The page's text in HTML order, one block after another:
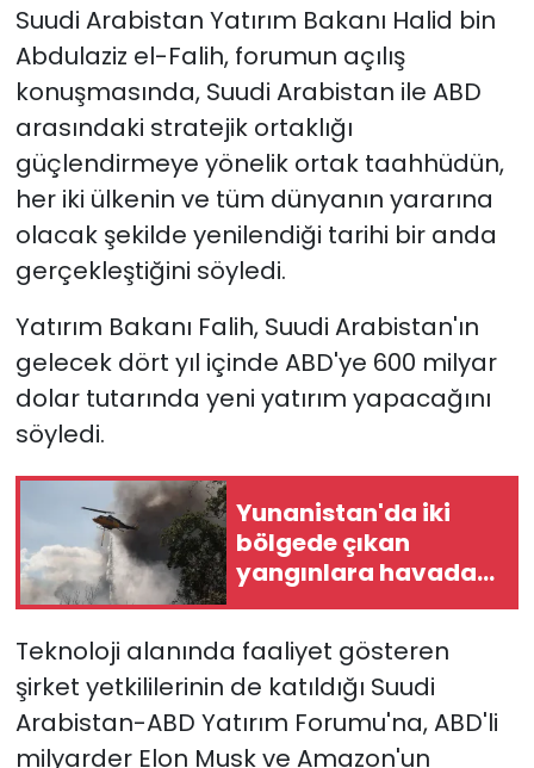
Suudi Arabistan Yatırım Bakanı Halid bin
Abdulaziz el-Falih, forumun açılış
konuşmasında, Suudi Arabistan ile ABD
arasındaki stratejik ortaklığı
güçlendirmeye yönelik ortak taahhüdün,
her iki ülkenin ve tüm dünyanın yararına
olacak şekilde yenilendiği tarihi bir anda
gerçekleştiğini söyledi.
Yatırım Bakanı Falih, Suudi Arabistan'ın
gelecek dört yıl içinde ABD'ye 600 milyar
dolar tutarında yeni yatırım yapacağını
söyledi.
Yunanistan'da iki
bölgede çıkan
yangınlara havadan
ve karadan
Teknoloji alanında faaliyet gösteren
şirket yetkililerinin de katıldığı Suudi
Arabistan-ABD Yatırım Forumu'na, ABD'li
milyarder Elon Musk ve Amazon'un
TÜRKiYE
Video Galeri
YAŞAM
Yazarlar